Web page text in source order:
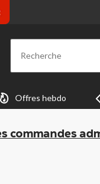
Recherche
Offres hebdo
commandes